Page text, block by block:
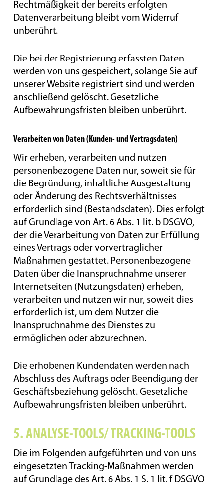
Rechtmäßigkeit der bereits erfolgten
Datenverarbeitung bleibt vom Widerruf
unberührt.
Die bei der Registrierung erfassten Daten
werden von uns gespeichert, solange Sie auf
unserer Website registriert sind und werden
anschließend gelöscht. Gesetzliche
Aufbewahrungsfristen bleiben unberührt.
Verarbeiten von Daten (Kunden- und Vertragsdaten)
Wir erheben, verarbeiten und nutzen
personenbezogene Daten nur, soweit sie für
die Begründung, inhaltliche Ausgestaltung
oder Änderung des Rechtsverhältnisses
erforderlich sind (Bestandsdaten). Dies erfolgt
auf Grundlage von Art. 6 Abs. 1 lit. b DSGVO,
der die Verarbeitung von Daten zur Erfüllung
eines Vertrags oder vorvertraglicher
Maßnahmen gestattet. Personenbezogene
Daten über die Inanspruchnahme unserer
Internetseiten (Nutzungsdaten) erheben,
verarbeiten und nutzen wir nur, soweit dies
erforderlich ist, um dem Nutzer die
Inanspruchnahme des Dienstes zu
ermöglichen oder abzurechnen.
Die erhobenen Kundendaten werden nach
Abschluss des Auftrags oder Beendigung der
Geschäftsbeziehung gelöscht. Gesetzliche
Aufbewahrungsfristen bleiben unberührt.
5. ANALYSE-TOOLS/ TRACKING-TOOLS
Die im Folgenden aufgeführten und von uns
eingesetzten Tracking-Maßnahmen werden
auf Grundlage des Art. 6 Abs. 1 S. 1 lit. f DSGVO